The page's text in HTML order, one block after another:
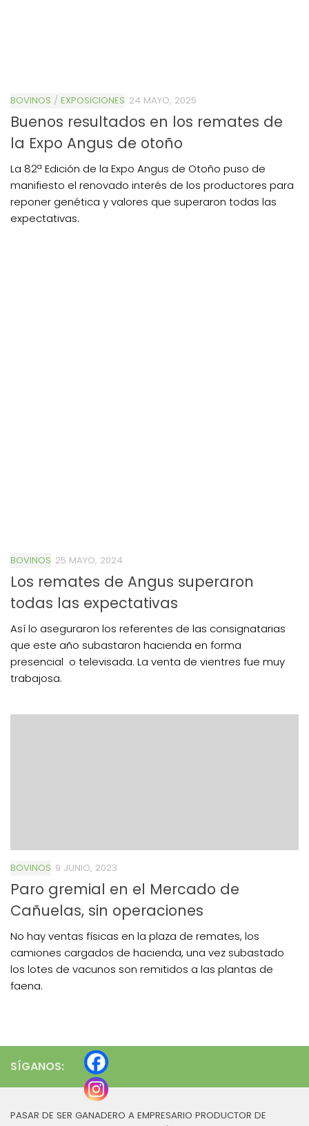
BOVINOS / EXPOSICIONES 24 MAYO, 2025
Buenos resultados en los remates de
la Expo Angus de otoño
La 82ª Edición de la Expo Angus de Otoño puso de
manifiesto el renovado interés de los productores para
reponer genética y valores que superaron todas las
expectativas.
BOVINOS 25 MAYO, 2024
Los remates de Angus superaron
todas las expectativas
Así lo aseguraron los referentes de las consignatarias
que este año subastaron hacienda en forma
presencial o televisada. La venta de vientres fue muy
trabajosa.
BOVINOS 9 JUNIO, 2023
Paro gremial en el Mercado de
Cañuelas, sin operaciones
No hay ventas físicas en la plaza de remates, los
camiones cargados de hacienda, una vez subastado
los lotes de vacunos son remitidos a las plantas de
faena.
SÍGANOS:
PASAR DE SER GANADERO A EMPRESARIO PRODUCTOR DE